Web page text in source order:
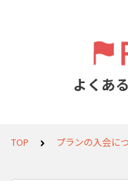
よくあ
TOP プランの入会に